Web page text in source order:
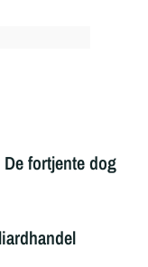
fortjente dog